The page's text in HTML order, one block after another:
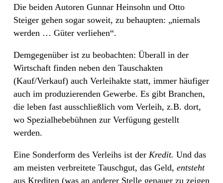
Die beiden Autoren Gunnar Heinsohn und Otto
Steiger gehen sogar soweit, zu behaupten: „niemals
werden … Güter verliehen“.
Demgegenüber ist zu beobachten: Überall in der
Wirtschaft finden neben den Tauschakten
(Kauf/Verkauf) auch Verleihakte statt, immer häufiger
auch im produzierenden Gewerbe. Es gibt Branchen,
die leben fast ausschließlich vom Verleih, z.B. dort,
wo Spezialhebebühnen zur Verfügung gestellt
werden.
Eine Sonderform des Verleihs ist der Kredit. Und das
am meisten verbreitete Tauschgut, das Geld, entsteht
aus Krediten (was an anderer Stelle genauer zu zeigen